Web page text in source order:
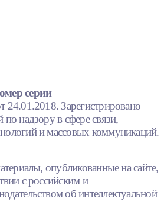
серии
Зарегистрировано
надзору в сфере связи,
и массовых коммуникаций.
опубликованные на сайте,
с российским и
об интеллектуальной